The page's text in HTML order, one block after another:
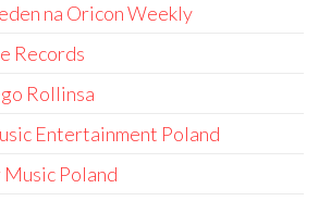
na Oricon Weekly
Records
Rollinsa
Entertainment Poland
Poland